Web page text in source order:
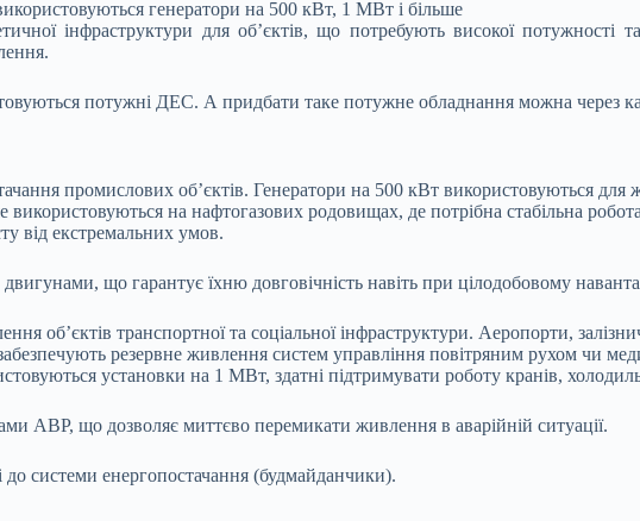
генератори на 500 кВт, 1 МВт і більше
інфраструктури для об’єктів, що потребують високої
потужні ДЕС. А придбати таке потужне обладнання можна через
промислових об’єктів. Генератори на 500 кВт використовуються для
на нафтогазових родовищах, де потрібна стабільна
від екстремальних умов.
що гарантує їхню довговічність навіть при цілодобовому
об’єктів транспортної та соціальної інфраструктури. Аеропорти,
резервне живлення систем управління повітряним рухом чи
установки на 1 МВт, здатні підтримувати роботу кранів,
АВР, що дозволяє миттєво перемикати живлення в аварійній ситуації.
до системи енергопостачання (будмайданчики).